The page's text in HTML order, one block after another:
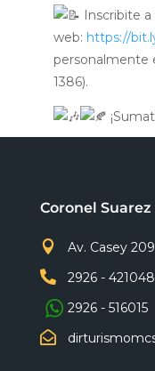
Inscribite
web: https://
personalmente
1386).
Coronel Suarez

Av. Casey

2926 - 421048
2926 - 516015
